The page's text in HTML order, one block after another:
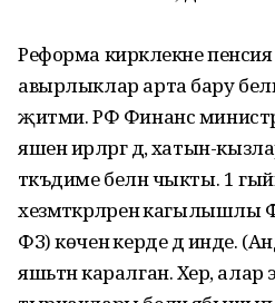
Реформа кирәклекне пенсия
авырлыклар арта бару
җитми. РФ Финанс
яшен ирләргә дә, хатын-
тәкъдиме белән чыкты. 1
хезмәткәрләренә
ФЗ) көченә керде дә инде.
яшьтән каралган. Хәер,